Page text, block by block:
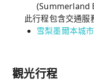
(Summerland
此行程包含交通服
雪梨墨爾本城
觀光行程